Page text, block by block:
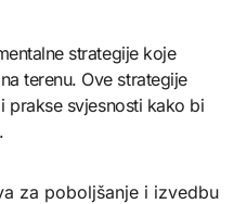
strategije koje
terenu. Ove strategije
prakse svjesnosti kako bi
za poboljšanje i izvedbu